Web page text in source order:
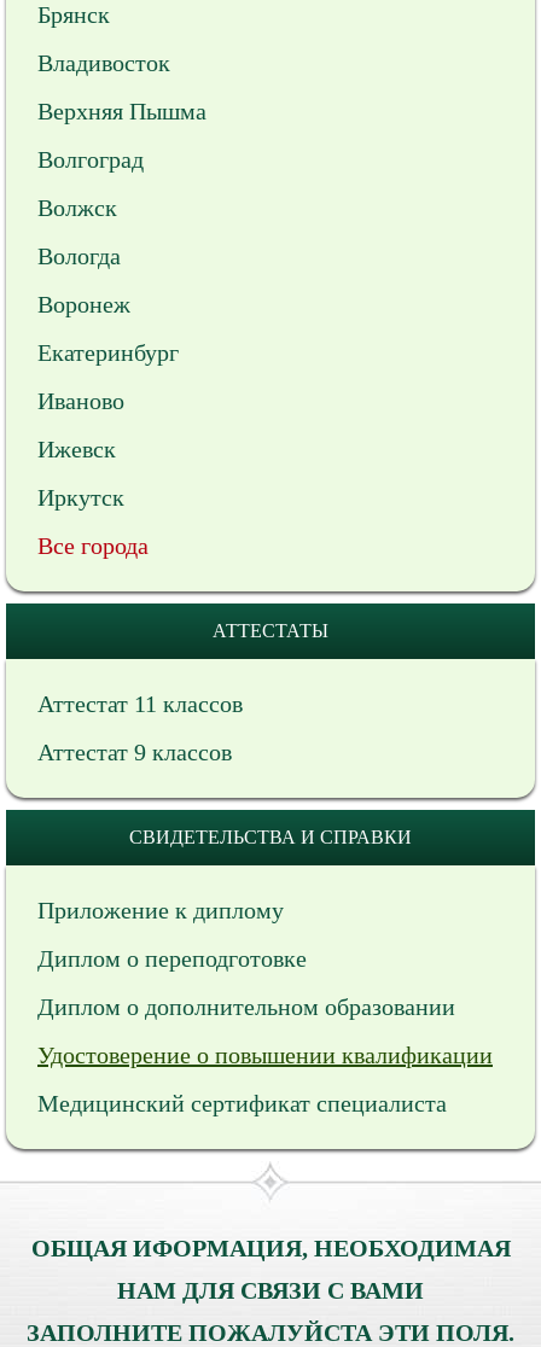
Брянск
Владивосток
Верхняя Пышма
Волгоград
Волжск
Вологда
Воронеж
Екатеринбург
Иваново
Ижевск
Иркутск
Все города
АТТЕСТАТЫ
Аттестат 11 классов
Аттестат 9 классов
СВИДЕТЕЛЬСТВА И СПРАВКИ
Приложение к диплому
Диплом о переподготовке
Диплом о дополнительном образовании
Удостоверение о повышении квалификации
Медицинский сертификат специалиста
ОБЩАЯ ИФОРМАЦИЯ, НЕОБХОДИМАЯ
НАМ ДЛЯ СВЯЗИ С ВАМИ
ЗАПОЛНИТЕ ПОЖАЛУЙСТА ЭТИ ПОЛЯ.